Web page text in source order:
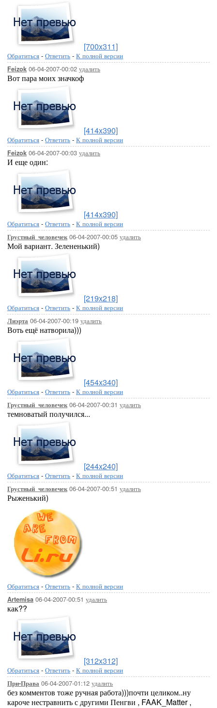
[700x311]
Обратиться - Ответить - К полной версии
Feizok 06-04-2007-00:02 удалить
Вот пара моих значкоф
[414x390]
Обратиться - Ответить - К полной версии
Feizok 06-04-2007-00:03 удалить
И еще один:
[414x390]
Обратиться - Ответить - К полной версии
Грустный_человечек06-04-2007-00:05 удалить
Мой вариант. Зелененький)
[219x218]
Обратиться - Ответить - К полной версии
Лиэрта 06-04-2007-00:19 удалить
Воть ещё натворила)))
[454x340]
Обратиться - Ответить - К полной версии
Грустный_человечек06-04-2007-00:31 удалить
темноватый получился...
[244x240]
Обратиться - Ответить - К полной версии
Грустный_человечек06-04-2007-00:51 удалить
Рыженький)
Обратиться - Ответить - К полной версии
Artemisa 06-04-2007-00:51 удалить
как??
[312x312]
Обратиться - Ответить - К полной версии
При-Права 06-04-2007-01:12 удалить
без комментов тоже ручная работа)))почти целиком..ну
кароче нестравнить с другими Пенгви , FAAK_Matter ,